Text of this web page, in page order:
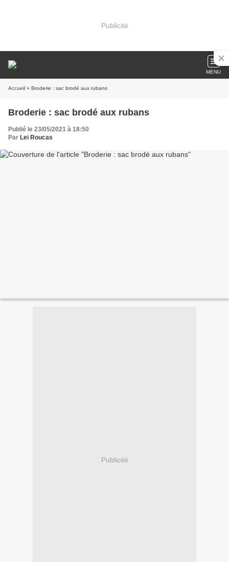
Publicité
MENU
Accueil » Broderie : sac brodé aux rubans
Broderie : sac brodé aux rubans
Publié le 23/05/2021 à 18:50
Par Lei Roucas
Publicité